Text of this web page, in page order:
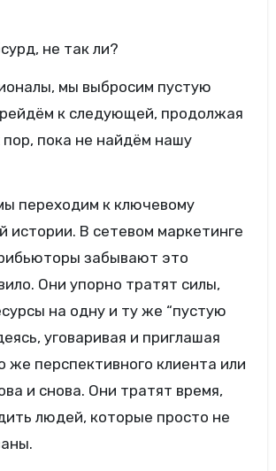
не так ли?
мы выбросим пустую
к следующей, продолжая
пор, пока не найдём нашу
переходим к ключевому
истории. В сетевом маркетинге
забывают это
Они упорно тратят силы,
на одну и ту же “пустую
уговаривая и приглашая
же перспективного клиента или
и снова. Они тратят время,
людей, которые просто не